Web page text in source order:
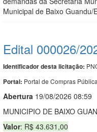
Municipal de Baixo Guandu/
Edital 000026/
Identificador desta licitação:
Portal: Portal de Compras
Abertura 19/08/2026 08:59
MUNICIPIO DE BAIXO
Valor: R$ 43.631,00